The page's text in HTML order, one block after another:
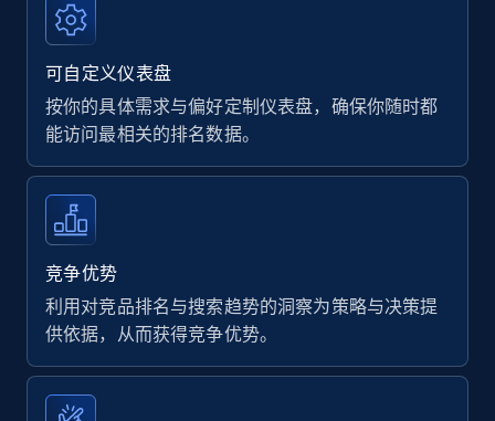
Amazon Reviews
URL, Product name, Product rating, Product
rating object, Product rating max, Rating,
Author name, Asin, and more.
Walmart - products
URL, Final price, Sku, Currency, Gtin,
Specifications, Image urls, Top reviews, and
more.
可自定义仪表盘
按你的具体需求与偏好定制仪表盘，确保你随时都
能访问最相关的排名数据。
竞争优势
利用对竞品排名与搜索趋势的洞察为策略与决策提
供依据，从而获得竞争优势。